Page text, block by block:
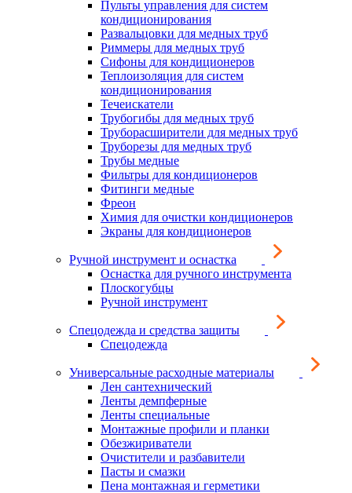
Пульты управления для систем
кондиционирования
Развальцовки для медных труб
Риммеры для медных труб
Сифоны для кондиционеров
Теплоизоляция для систем
кондиционирования
Течеискатели
Трубогибы для медных труб
Труборасширители для медных труб
Труборезы для медных труб
Трубы медные
Фильтры для кондиционеров
Фитинги медные
Фреон
Химия для очистки кондиционеров
Экраны для кондиционеров
Ручной инструмент и оснастка
Оснастка для ручного инструмента
Плоскогубцы
Ручной инструмент
Спецодежда и средства защиты
Спецодежда
Универсальные расходные материалы
Лен сантехнический
Ленты демпферные
Ленты специальные
Монтажные профили и планки
Обезжириватели
Очистители и разбавители
Пасты и смазки
Пена монтажная и герметики